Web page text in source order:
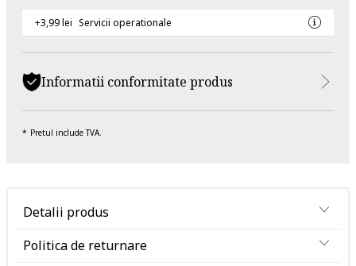
+3,99 lei Servicii operationale
Informatii conformitate produs
Pretul include TVA.
Detalii produs
Politica de returnare